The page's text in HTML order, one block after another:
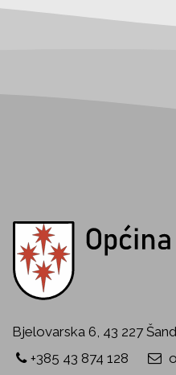
Bjelovarska 6, 43 227
+385 43 874 128